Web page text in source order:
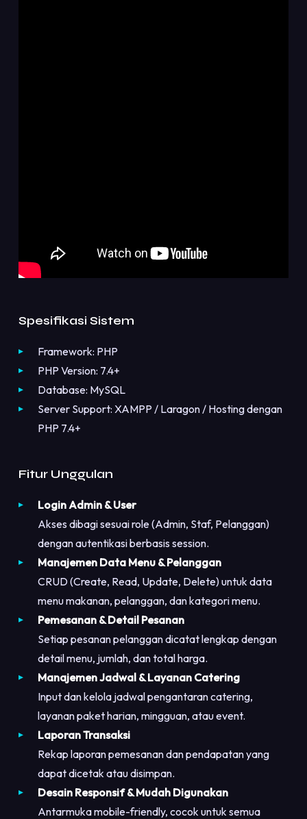
Spesifikasi Sistem
Framework: PHP
PHP Version: 7.4+
Database: MySQL
Server Support: XAMPP / Laragon / Hosting dengan
PHP 7.4+
Fitur Unggulan
Login Admin & User
Akses dibagi sesuai role (Admin, Staf, Pelanggan)
dengan autentikasi berbasis session.
Manajemen Data Menu & Pelanggan
CRUD (Create, Read, Update, Delete) untuk data
menu makanan, pelanggan, dan kategori menu.
Pemesanan & Detail Pesanan
Setiap pesanan pelanggan dicatat lengkap dengan
detail menu, jumlah, dan total harga.
Manajemen Jadwal & Layanan Catering
Input dan kelola jadwal pengantaran catering,
layanan paket harian, mingguan, atau event.
Laporan Transaksi
Rekap laporan pemesanan dan pendapatan yang
dapat dicetak atau disimpan.
Desain Responsif & Mudah Digunakan
Antarmuka mobile-friendly, cocok untuk semua